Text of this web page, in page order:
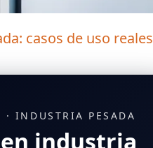
casos de uso reales
INDUSTRIA PESADA
industria